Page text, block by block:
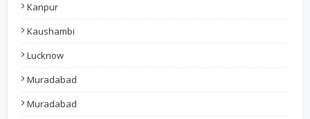
Kanpur
Kaushambi
Lucknow
Muradabad
Muradabad